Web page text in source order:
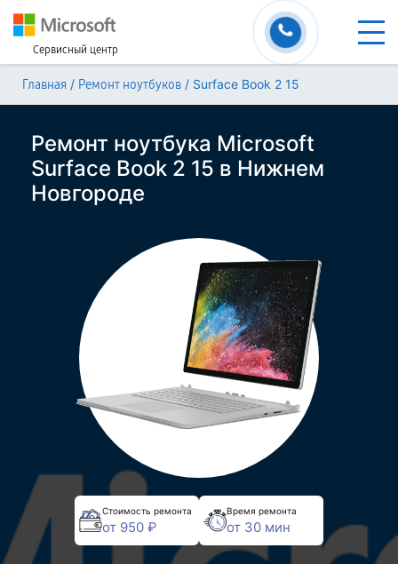
Сервисный центр
Главная / Ремонт ноутбуков / Surface Book 2 15
Ремонт ноутбука Microsoft
Surface Book 2 15 в Нижнем
Новгороде
Стоимость ремонта
от 950 ₽
Время ремонта
от 30 мин